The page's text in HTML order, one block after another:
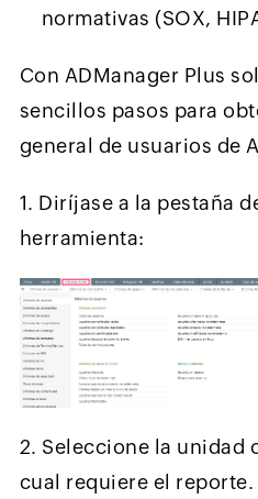
normativas (SOX,
Con ADManager Plus
sencillos pasos para
general de usuarios de
1. Diríjase a la pestaña
herramienta:
2. Seleccione la unidad
cual requiere el reporte.